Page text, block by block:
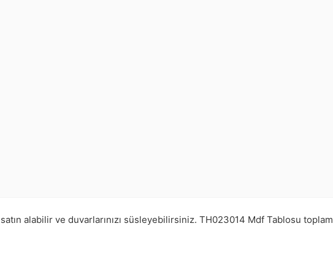
alabilir ve duvarlarınızı süsleyebilirsiniz. TH023014 Mdf Tablosu toplam